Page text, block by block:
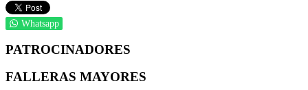
Whatsapp
PATROCINADORES
FALLERAS MAYORES